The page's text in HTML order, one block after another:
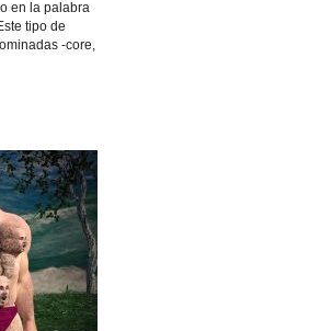
en la palabra
tipo de
-core,